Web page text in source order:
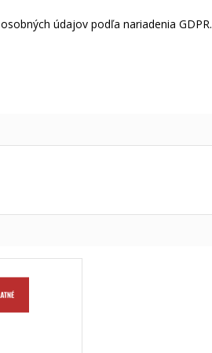
údajov podľa nariadenia GDPR.